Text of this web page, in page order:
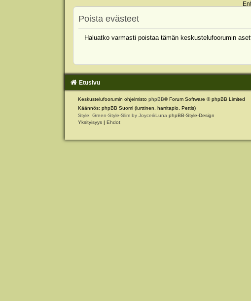
Poista evästeet
Haluatko varmasti poistaa tämän keskustelufoorumin
Etusivu
Keskustelufoorumin ohjelmisto phpBB® Forum Software © phpBB Limited
Käännös: phpBB Suomi (lurttinen, harritapio, Pettis)
Style: Green-Style-Slim by Joyce&Luna phpBB-Style-Design
Yksityisyys | Ehdot